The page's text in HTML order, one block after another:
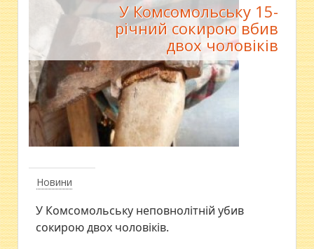
Новини
У Комсомольську 15-
річний сокирою вбив
двох чоловіків
У Комсомольську неповнолітній убив
сокирою двох чоловіків.